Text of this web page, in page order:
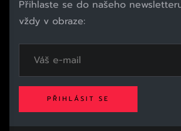
Přihlaste se do našeho
vždy v obraze:
PŘIHLÁSIT SE